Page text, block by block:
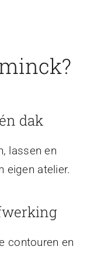
dak
lassen en
eigen atelier.
contouren en